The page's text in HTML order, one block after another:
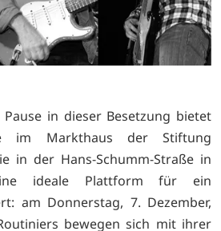
in dieser Besetzung bietet
im Markthaus der Stiftung
in der Hans-Schumm-Straße in
ideale Plattform für ein
am Donnerstag, 7. Dezember,
bewegen sich mit ihrer